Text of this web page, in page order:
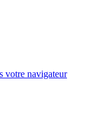
votre navigateur